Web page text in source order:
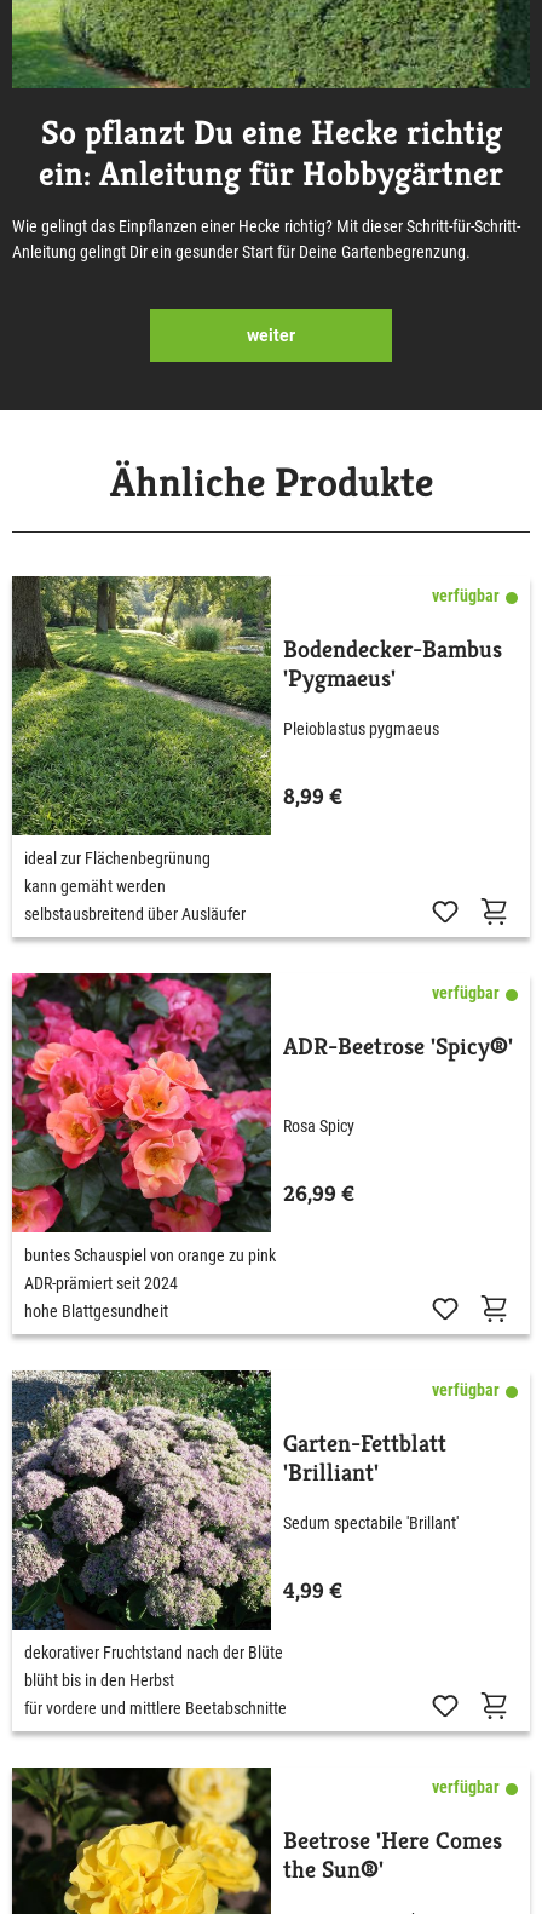
So pflanzt Du eine Hecke richtig
ein: Anleitung für Hobbygärtner
Wie gelingt das Einpflanzen einer Hecke richtig? Mit dieser Schritt-für-Schritt-
Anleitung gelingt Dir ein gesunder Start für Deine Gartenbegrenzung.
weiter
Ähnliche Produkte
verfügbar
Bodendecker-Bambus
'Pygmaeus'
Pleioblastus pygmaeus
8,99 €
ideal zur Flächenbegrünung
kann gemäht werden
selbstausbreitend über Ausläufer
verfügbar
ADR-Beetrose 'Spicy®'
Rosa Spicy
26,99 €
buntes Schauspiel von orange zu pink
ADR-prämiert seit 2024
hohe Blattgesundheit
verfügbar
Garten-Fettblatt
'Brilliant'
Sedum spectabile 'Brillant'
4,99 €
dekorativer Fruchtstand nach der Blüte
blüht bis in den Herbst
für vordere und mittlere Beetabschnitte
verfügbar
Beetrose 'Here Comes
the Sun®'